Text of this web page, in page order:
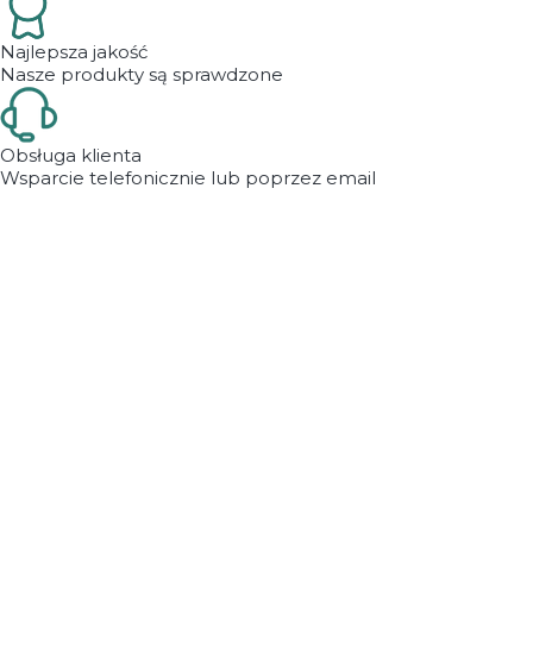
Najlepsza jakość
Nasze produkty są sprawdzone
Obsługa klienta
Wsparcie telefonicznie lub poprzez email